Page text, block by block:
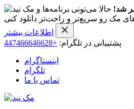
شد! حالا می‌تونی برنامه‌ها و
مک رو سریع‌تر و راحت‌تر دانلود کنی
اطلاعات بیشتر
پشتیبانی در تلگرام: +447466646628
اینستاگرام
تلگرام
تماس با ما